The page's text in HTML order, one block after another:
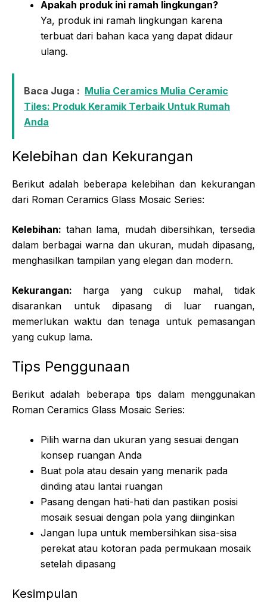
Apakah produk ini ramah lingkungan?
Ya, produk ini ramah lingkungan karena
terbuat dari bahan kaca yang dapat didaur
ulang.
Baca Juga : Mulia Ceramics Mulia Ceramic
Tiles: Produk Keramik Terbaik Untuk Rumah
Anda
Kelebihan dan Kekurangan
Berikut adalah beberapa kelebihan dan kekurangan
dari Roman Ceramics Glass Mosaic Series:
Kelebihan: tahan lama, mudah dibersihkan, tersedia
dalam berbagai warna dan ukuran, mudah dipasang,
menghasilkan tampilan yang elegan dan modern.
Kekurangan: harga yang cukup mahal, tidak
disarankan untuk dipasang di luar ruangan,
memerlukan waktu dan tenaga untuk pemasangan
yang cukup lama.
Tips Penggunaan
Berikut adalah beberapa tips dalam menggunakan
Roman Ceramics Glass Mosaic Series:
Pilih warna dan ukuran yang sesuai dengan
konsep ruangan Anda
Buat pola atau desain yang menarik pada
dinding atau lantai ruangan
Pasang dengan hati-hati dan pastikan posisi
mosaik sesuai dengan pola yang diinginkan
Jangan lupa untuk membersihkan sisa-sisa
perekat atau kotoran pada permukaan mosaik
setelah dipasang
Kesimpulan